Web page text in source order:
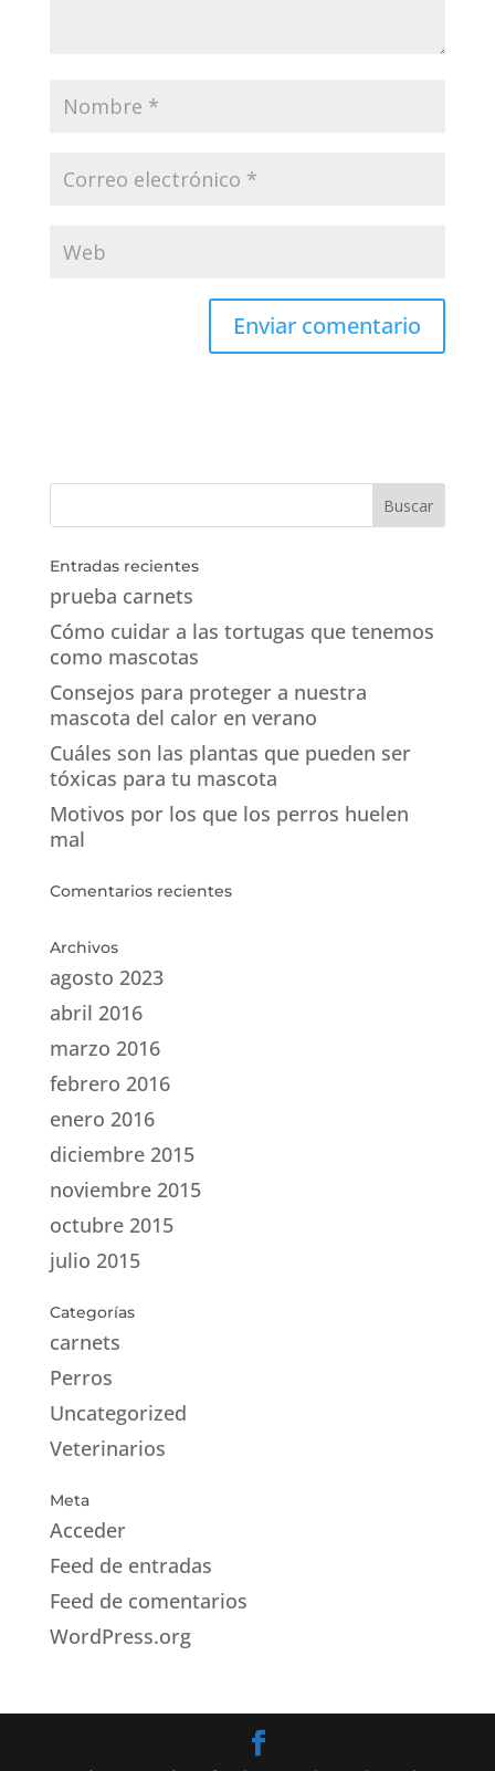
Entradas recientes
prueba carnets
Cómo cuidar a las tortugas que tenemos
como mascotas
Consejos para proteger a nuestra
mascota del calor en verano
Cuáles son las plantas que pueden ser
tóxicas para tu mascota
Motivos por los que los perros huelen
mal
Comentarios recientes
Archivos
agosto 2023
abril 2016
marzo 2016
febrero 2016
enero 2016
diciembre 2015
noviembre 2015
octubre 2015
julio 2015
Categorías
carnets
Perros
Uncategorized
Veterinarios
Meta
Acceder
Feed de entradas
Feed de comentarios
WordPress.org